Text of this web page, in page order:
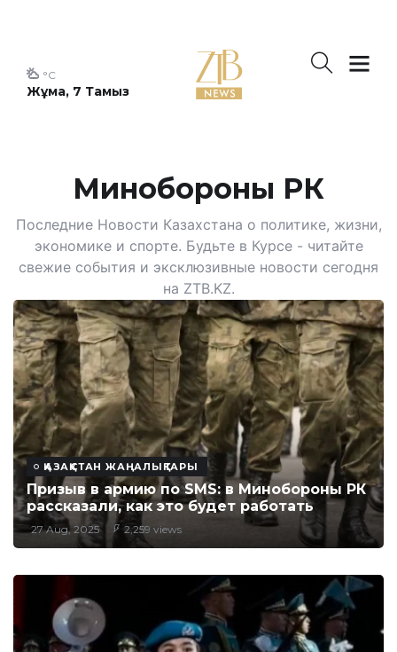
Жұма, 7 Тамыз
°C
Минобороны РК
Последние Новости Казахстана о политике, жизни,
экономике и спорте. Будьте в Курсе - читайте
свежие события и эксклюзивные новости сегодня
на ZTB.KZ.
ҚАЗАҚСТАН ЖАҢАЛЫҚТАРЫ
Призыв в армию по SMS: в Минобороны РК
рассказали, как это будет работать
27 Aug, 2025 2,259 views